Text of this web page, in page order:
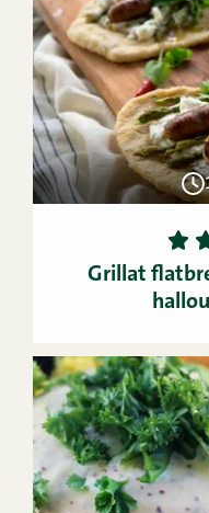
1
Grillat